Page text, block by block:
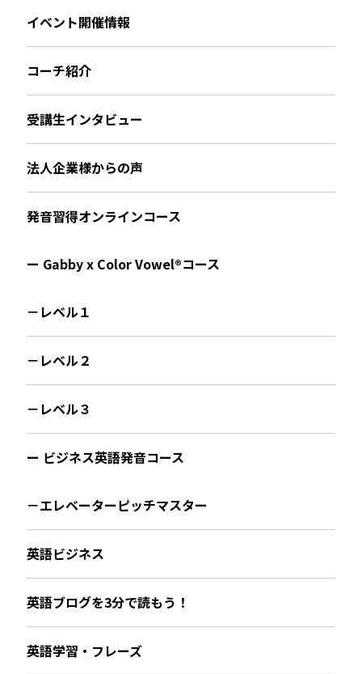
イベント開催情報
コーチ紹介
受講生インタビュー
法人企業様からの声
発音習得オンラインコース
ー Gabby x Color Vowel®︎コース
－レベル１
－レベル２
－レベル３
ー ビジネス英語発音コース
－エレベーターピッチマスター
英語ビジネス
英語ブログを3分で読もう！
英語学習・フレーズ